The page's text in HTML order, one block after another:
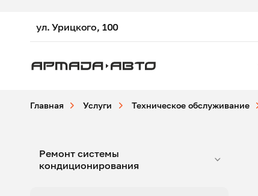
ул. Урицкого, 100
Главная Услуги Техническое обслуживание
Ремонт системы
кондиционирования